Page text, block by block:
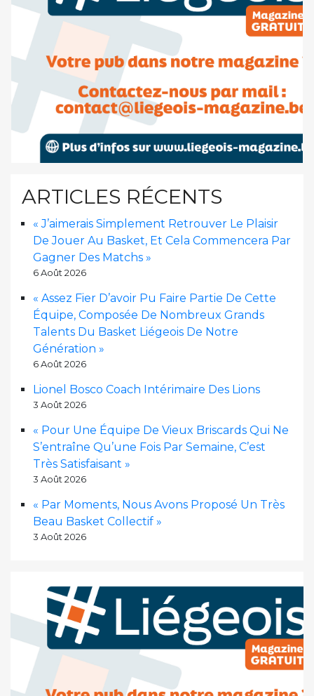
ARTICLES RÉCENTS
« J’aimerais Simplement Retrouver Le Plaisir
De Jouer Au Basket, Et Cela Commencera Par
Gagner Des Matchs »
6 Août 2026
« Assez Fier D’avoir Pu Faire Partie De Cette
Équipe, Composée De Nombreux Grands
Talents Du Basket Liégeois De Notre
Génération »
6 Août 2026
Lionel Bosco Coach Intérimaire Des Lions
3 Août 2026
« Pour Une Équipe De Vieux Briscards Qui Ne
S’entraîne Qu’une Fois Par Semaine, C’est
Très Satisfaisant »
3 Août 2026
« Par Moments, Nous Avons Proposé Un Très
Beau Basket Collectif »
3 Août 2026